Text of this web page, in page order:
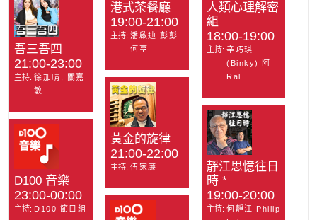
吾三吾四
21:00-23:00
主持: 徐加晴, 關嘉
敏
D100 音樂
23:00-00:00
主持: D100 節目組
港式茶餐廳
19:00-21:00
主持: 潘啟迪 彭彭
何亨
黃金的旋律
21:00-22:00
主持: 伍家廉
人類心理解密
組
18:00-19:00
主持: 辛巧琪
(Binky) 阿
Ral
靜江思憶往日
時 *
19:00-20:00
主持: 何靜江 Philip